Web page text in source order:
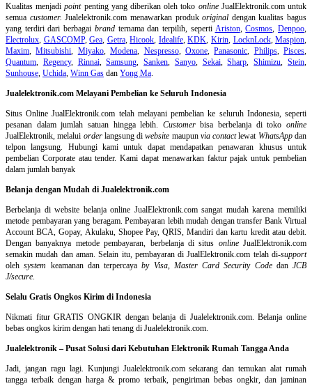
Kualitas menjadipointpenting yang diberikan oleh toko onlineJualElektronik.com untuk
semua customer. Jualelektronik.com menawarkan produkoriginal dengan kualitas bagus
yang terdiri dari berbagai brandternama dan terpilih, seperti Ariston,Cosmos ,Denpoo
Electrolux GASCOMP,Gea Getra,Hicook Idealife,KDK Kirin, LocknLock,Maspion
Maxim ,Mitsubishi Miyako,Modena Nespresso, Oxone,Panasonic Philips, Pisces
Quantum
Regency, Rinnai,Samsung ,Sanken Sanyo, Sekai,Sharp ,Shimizu ,Stein
Sunhouse Uchida Winn Gas dan Yong Ma
Jualelektronik.com Melayani Pembelian ke Seluruh Indonesia
Situs Online JualElektronik.com telah melayani pembelian ke seluruh Indonesia, seperti
pesanan dalam jumlah satuan hingga lebih. Customerbisa berbelanja di tokoonline
JualElektronik, melalui orderlangsung diwebsite maupun via contactlewat WhatsAppdan
telpon langsung
Hubungi kami untuk dapat mendapatkan penawaran khusus untuk
pembelian Corporate atau tender. Kami dapat menawarkan faktur pajak untuk pembelian
dalam jumlah banyak
Belanja dengan Mudah di Jualelektronik.com
Berbelanja diwebsite belanja online JualElektronik.com sangat mudah karena memiliki
metode pembayaran yang beragam. Pembayaran lebih mudah dengan transfer Bank Virtual
Account BCA, Gopay, Akulaku, Shopee Pay, QRIS, Mandiri dan kartu kredit atau debit.
Dengan banyaknya metode pembayaran, berbelanja di situs onlineJualElektronik.com
semakin mudah dan aman. Selain itu, pembayaran di JualElektronik.com telah di-support
olehsystem keamanan dan terpercayaby Visa, Master Card Security Codedan JCB
J/secure
Selalu Gratis Ongkos Kirim di Indonesia
Nikmati fitur GRATIS ONGKIR dengan belanja di Jualelektronik.com. Belanja online
bebas ongkos kirim dengan hati tenang di Jualelektronik.com.
Jualelektronik – Pusat Solusi dari Kebutuhan Elektronik Rumah Tangga Anda
Jadi, jangan ragu lagi. Kunjungi Jualelektronik.com sekarang dan temukan alat rumah
tangga terbaik dengan harga & promo terbaik, pengiriman bebas ongkir, dan jaminan